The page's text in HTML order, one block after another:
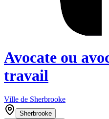
Avocate ou
travail
Ville de Sherbrooke
Sherbrooke